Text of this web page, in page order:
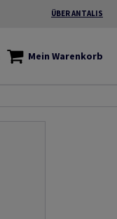
ÜBER ANTALIS
Mein Warenkorb